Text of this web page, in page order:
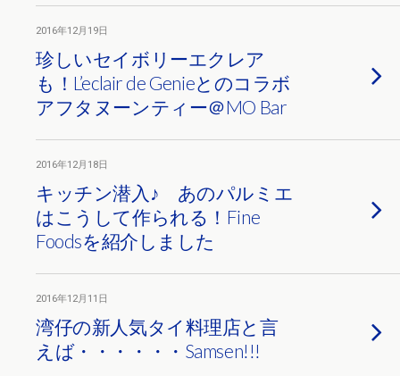
2016年12月19日
珍しいセイボリーエクレア
も！L’eclair de Genieとのコラボ
アフタヌーンティー＠MO Bar
2016年12月18日
キッチン潜入♪ あのパルミエ
はこうして作られる！Fine
Foodsを紹介しました
2016年12月11日
湾仔の新人気タイ料理店と言
えば・・・・・・Samsen!!!